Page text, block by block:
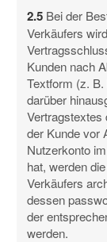
2.5Bei der
Verkäufers
Kunden nach
Textform (z.
darüber
Vertragstextes
der Kunde vor
Nutzerkonto
hat, werden
Verkäufers
dessen
der
werden.